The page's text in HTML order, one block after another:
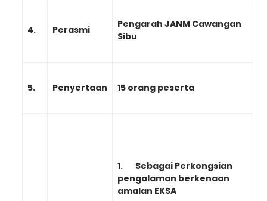
4. Perasmi
Pengarah JANM Cawangan
Sibu
5. Penyertaan 15 orang peserta
1. Sebagai Perkongsian
pengalaman berkenaan
amalan EKSA